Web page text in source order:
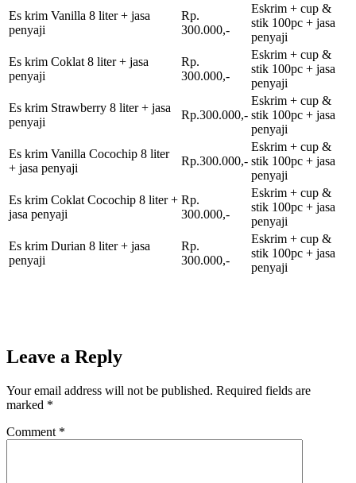
Es krim Vanilla 8 liter + jasa
penyaji
Rp.
300.000,-
Eskrim + cup &
stik 100pc + jasa
penyaji
Es krim Coklat 8 liter + jasa
penyaji
Rp.
300.000,-
Eskrim + cup &
stik 100pc + jasa
penyaji
Es krim Strawberry 8 liter + jasa
penyaji
Rp.300.000,-
Eskrim + cup &
stik 100pc + jasa
penyaji
Es krim Vanilla Cocochip 8 liter
+ jasa penyaji
Rp.300.000,-
Eskrim + cup &
stik 100pc + jasa
penyaji
Es krim Coklat Cocochip 8 liter +
jasa penyaji
Rp.
300.000,-
Eskrim + cup &
stik 100pc + jasa
penyaji
Es krim Durian 8 liter + jasa
penyaji
Rp.
300.000,-
Eskrim + cup &
stik 100pc + jasa
penyaji
Leave a Reply
Your email address will not be published. Required fields are
marked *
Comment *